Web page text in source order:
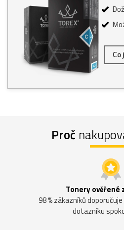
Co
Proč
Tonery ověřené
98 % zákazníků
dotazníku